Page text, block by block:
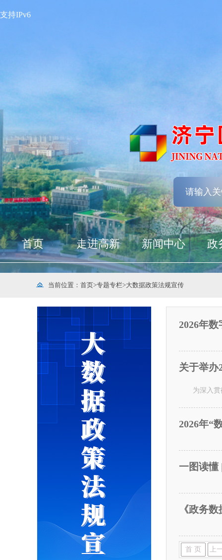
支持IPv6
首页 走进高新 新闻中心 政
当前位置： 首页>专题专栏>大数据政策法规宣传
2026年
关于举办
为深入
2026年“
一图读懂
《政务
首 页 上